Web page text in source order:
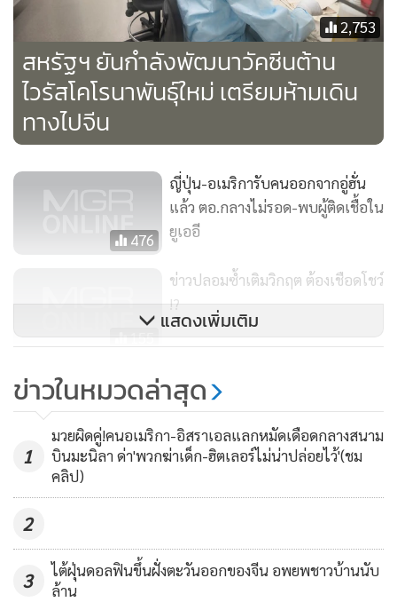
ตัวเลขผู้ติดเชื้อและผู้เสียชีวิตที่เพิ่มขึ้น ไม่จำเป็นต้องประกาศ
สถานะฉุกเฉินฯ เสมอไป
องค์การอนามัยโลกระบุว่า ในบรรดาผู้ติดเชื้อ 45 รายใน 13 ชาติ
นอกประเทศจีน มีอยู่เพียงเคสเดียวที่เกี่ยวข้องกับการติดต่อจาก
มนุษย์สู่มนุษย์ นั่นคือเคสในเวียดนาม อย่างไรก็ตามเจ้าหน้าที่
คนสู่คนเช่นกัน
2,753
สหรัฐฯ ยันกำลังพัฒนาวัคซีนต้าน
ไวรัสโคโรนาพันธุ์ใหม่ เตรียมห้ามเดิน
ทางไปจีน
476
ญี่ปุ่น-อเมริการับคนออกจากอู่ฮั่น
แล้ว ตอ.กลางไม่รอด-พบผู้ติดเชื้อใน
ยูเออี
155
ข่าวปลอมซ้ำเติมวิกฤต ต้องเชือดโชว์
!?
146
หลังผู้นำจีนยืนยันคุมไวรัสโคโรนาได้
แสดงเพิ่มเติม
ข่าวในหมวดล่าสุด
1
มวยผิดคู่!คนอเมริกา-อิสราเอลแลกหมัดเดือดกลางสนาม
บินมะนิลา ด่า'พวกฆ่าเด็ก-ฮิตเลอร์ไม่น่าปล่อยไว้'(ชม
คลิป)
2
3
ไต้ฝุ่นดอลฟินขึ้นฝั่งตะวันออกของจีน อพยพชาวบ้านนับ
ล้าน